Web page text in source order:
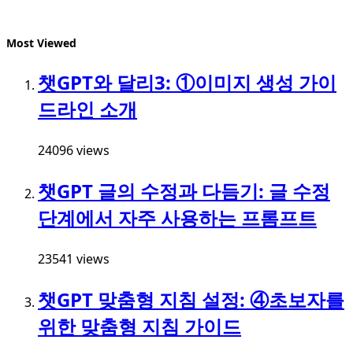
Most Viewed
챗GPT와 달리3: ①이미지 생성 가이
드라인 소개
24096 views
챗GPT 글의 수정과 다듬기: 글 수정
단계에서 자주 사용하는 프롬프트
23541 views
챗GPT 맞춤형 지침 설정: ④초보자를
위한 맞춤형 지침 가이드